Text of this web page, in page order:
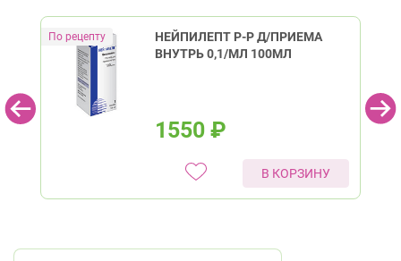
Авиационная улица, д. 7
Парк Победы Электросила
Приморский район
Туристская ул., д.28 к.1
Беговая
НЕЙПИЛЕПТ Р-Р Д/ПРИЕМА
ВНУТРЬ 0,1/МЛ 100МЛ
1550 ₽
В КОРЗИНУ